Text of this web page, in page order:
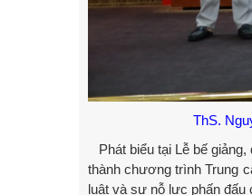
ThS.
Phát biểu tại Lễ bế
thành chương trình Trung
luật và sự nỗ lực phấn đấu